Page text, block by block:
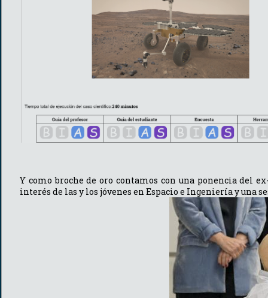
Y como broche de oro contamos con una ponencia del
interés de las y los jóvenes en Espacio e Ingeniería y una